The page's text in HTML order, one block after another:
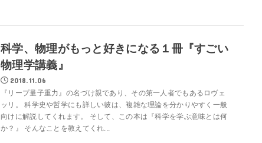
科学、物理がもっと好きになる１冊『すごい
物理学講義』
2018.11.06
『リープ量子重力』の名づけ親であり、その第一人者でもあるロヴェ
ッリ。 科学史や哲学にも詳しい彼は、複雑な理論を分かりやすく一般
向けに解説してくれます。 そして、この本は『科学を学ぶ意味とは何
か？』 そんなことを教えてくれ...